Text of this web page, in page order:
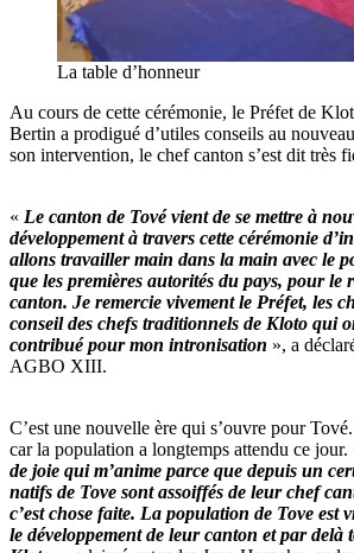
La table d’honneur
Au cours de cette cérémonie, le Préfet de
Bertin a prodigué d’utiles conseils au
son intervention, le chef canton s’est dit très
« Le canton de Tové vient de se mettre à
développement à travers cette cérémonie
allons travailler main dans la main avec le
que les premières autorités du pays, pour le
canton. Je remercie vivement le Préfet, les
conseil des chefs traditionnels de Kloto qui
contribué pour mon intronisation », a
AGBO XIII.
C’est une nouvelle ère qui s’ouvre pour
car la population a longtemps attendu ce jour.
de joie qui m’anime parce que depuis un
natifs de Tove sont assoiffés de leur chef
c’est chose faite. La population de Tove est
le développement de leur canton et par delà